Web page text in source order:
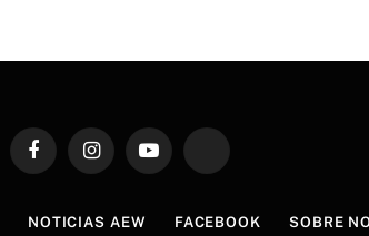
FacebookInstagramYouTube TikTok
NOTICIAS AEW FACEBOOK SOBRE